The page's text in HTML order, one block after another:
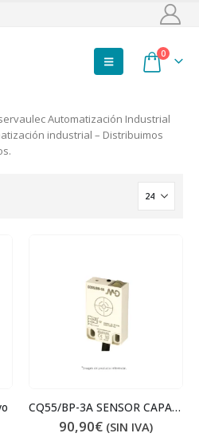
0
Automatización Industrial
industrial – Distribuimos
CQ55/BP-3A SENSOR CAPACITIVO
90,90€ (SIN IVA)